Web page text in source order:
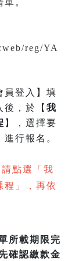
。
reg/YA
員登入】填
後，於【 我
】，選擇要
行報名。
點選「我
程」，再依
所載期限完
確認繳款金